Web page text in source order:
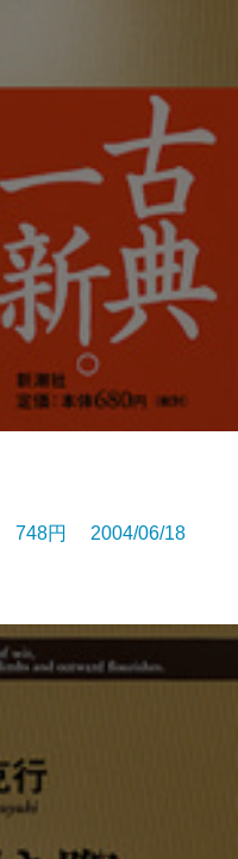
748円 2004/06/18